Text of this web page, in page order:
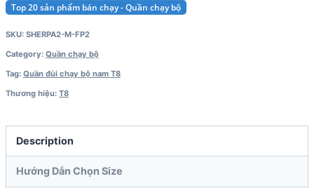
Top 20 sản phẩm bán chạy - Quần chạy bộ
SKU: SHERPA2-M-FP2
Category: Quần chạy bộ
Tag: Quần đùi chạy bộ nam T8
Thương hiệu: T8
Description
Hướng Dẫn Chọn Size